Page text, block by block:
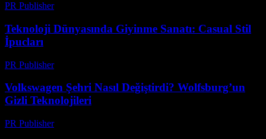
PR Publisher-
Teknoloji Dünyasında Giyinme Sanatı: Casual Stil
İpucları
PR Publisher-
Volkswagen Şehri Nasıl Değiştirdi? Wolfsburg’un
Gizli Teknolojileri
PR Publisher-